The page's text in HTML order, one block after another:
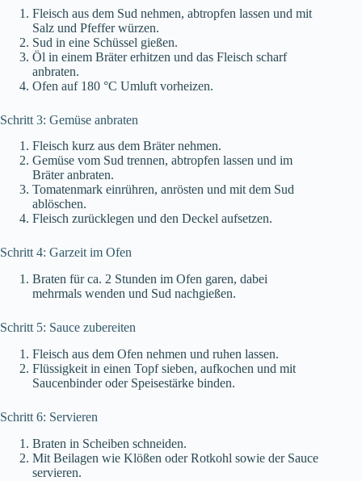
Fleisch aus dem Sud nehmen, abtropfen lassen und mit
Salz und Pfeffer würzen.
Sud in eine Schüssel gießen.
Öl in einem Bräter erhitzen und das Fleisch scharf
anbraten.
Ofen auf 180 °C Umluft vorheizen.
Schritt 3: Gemüse anbraten
Fleisch kurz aus dem Bräter nehmen.
Gemüse vom Sud trennen, abtropfen lassen und im
Bräter anbraten.
Tomatenmark einrühren, anrösten und mit dem Sud
ablöschen.
Fleisch zurücklegen und den Deckel aufsetzen.
Schritt 4: Garzeit im Ofen
Braten für ca. 2 Stunden im Ofen garen, dabei
mehrmals wenden und Sud nachgießen.
Schritt 5: Sauce zubereiten
Fleisch aus dem Ofen nehmen und ruhen lassen.
Flüssigkeit in einen Topf sieben, aufkochen und mit
Saucenbinder oder Speisestärke binden.
Schritt 6: Servieren
Braten in Scheiben schneiden.
Mit Beilagen wie Klößen oder Rotkohl sowie der Sauce
servieren.